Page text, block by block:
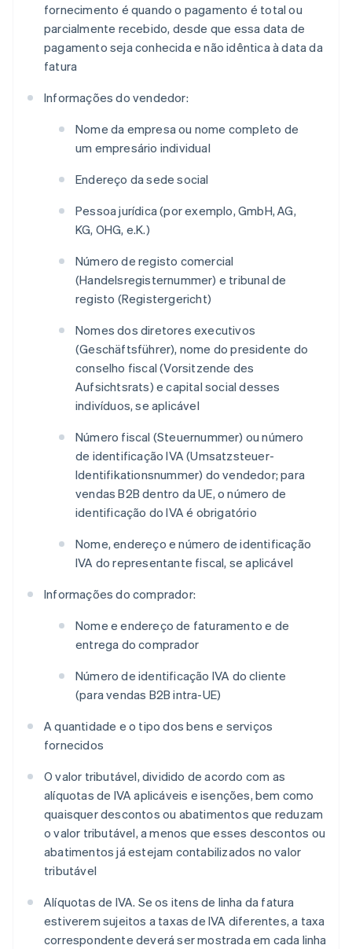
fornecimento é quando o pagamento é total ou
parcialmente recebido, desde que essa data de
pagamento seja conhecida e não idêntica à data da
fatura
Informações do vendedor:
Nome da empresa ou nome completo de
um empresário individual
Endereço da sede social
Pessoa jurídica (por exemplo, GmbH, AG,
KG, OHG, e.K.)
Número de registo comercial
(Handelsregisternummer) e tribunal de
registo (Registergericht)
Nomes dos diretores executivos
(Geschäftsführer), nome do presidente do
conselho fiscal (Vorsitzende des
Aufsichtsrats) e capital social desses
indivíduos, se aplicável
Número fiscal (Steuernummer) ou número
de identificação IVA (Umsatzsteuer-
Identifikationsnummer) do vendedor; para
vendas B2B dentro da UE, o número de
identificação do IVA é obrigatório
Nome, endereço e número de identificação
IVA do representante fiscal, se aplicável
Informações do comprador:
Nome e endereço de faturamento e de
entrega do comprador
Número de identificação IVA do cliente
(para vendas B2B intra-UE)
A quantidade e o tipo dos bens e serviços
fornecidos
O valor tributável, dividido de acordo com as
alíquotas de IVA aplicáveis ​​e isenções, bem como
quaisquer descontos ou abatimentos que reduzam
o valor tributável, a menos que esses descontos ou
abatimentos já estejam contabilizados no valor
tributável
Alíquotas de IVA. Se os itens de linha da fatura
estiverem sujeitos a taxas de IVA diferentes, a taxa
correspondente deverá ser mostrada em cada linha